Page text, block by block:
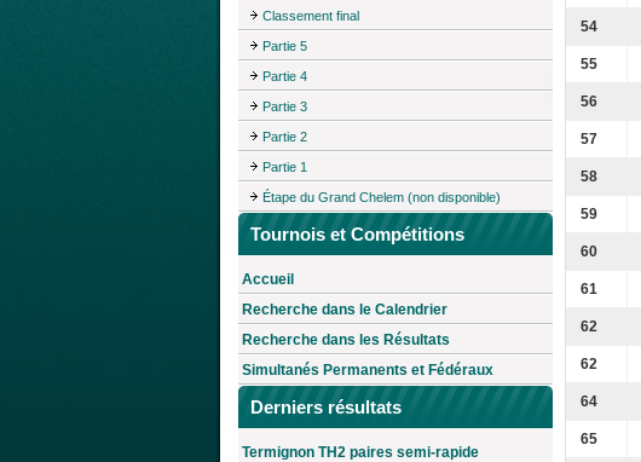
Classement final
Partie 5
Partie 4
Partie 3
Partie 2
Partie 1
Étape du Grand Chelem (non disponible)
Tournois et Compétitions
Accueil
Recherche dans le Calendrier
Recherche dans les Résultats
Simultanés Permanents et Fédéraux
Derniers résultats
Termignon TH2 paires semi-rapide
54
55
56
57
58
59
60
61
62
62
64
65